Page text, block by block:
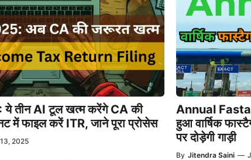
तीन AI टूल खत्म करेंगे CA की
में फाइल करें ITR, जाने पूरा प्रोसेस
2025
Annual
हुआ वार्षिक
पर दोड़ेगी गाड़ी
By Jitendra Saini —